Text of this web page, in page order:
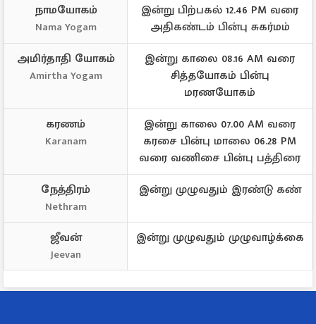
நாமயோகம்
Nama Yogam
இன்று பிற்பகல் 12.46 PM வரை
அதிகண்டம் பின்பு சுகர்மம்
அமிர்தாதி யோகம்
Amirtha Yogam
இன்று காலை 08.16 AM வரை
சித்தயோகம் பின்பு
மரணயோகம்
கரணம்
Karanam
இன்று காலை 07.00 AM வரை
கரசை பின்பு மாலை 06.28 PM
வரை வணிசை பின்பு பத்திரை
நேத்திரம்
Nethram
இன்று முழுவதும் இரண்டு கண்
ஜீவன்
Jeevan
இன்று முழுவதும் முழுவாழ்க்கை